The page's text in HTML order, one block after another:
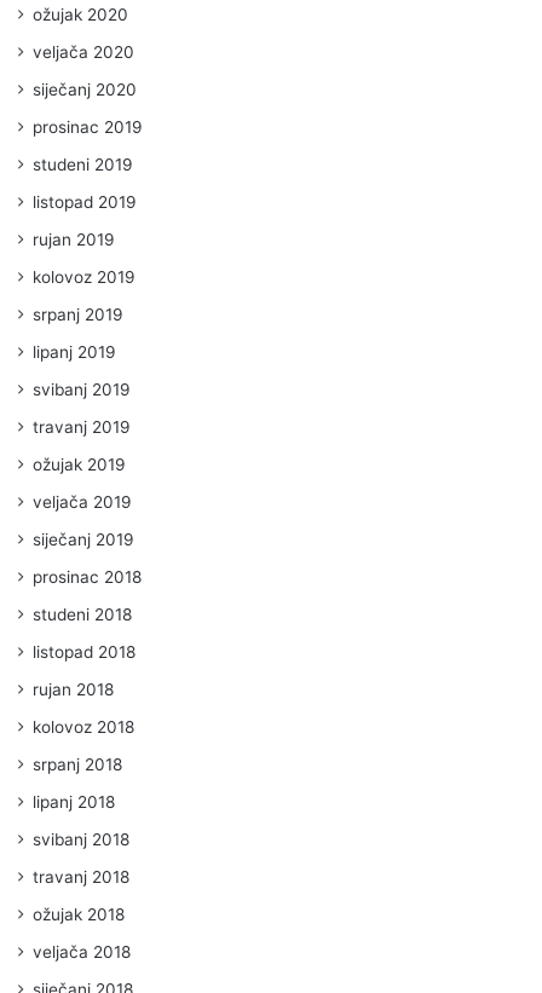
ožujak 2020
veljača 2020
siječanj 2020
prosinac 2019
studeni 2019
listopad 2019
rujan 2019
kolovoz 2019
srpanj 2019
lipanj 2019
svibanj 2019
travanj 2019
ožujak 2019
veljača 2019
siječanj 2019
prosinac 2018
studeni 2018
listopad 2018
rujan 2018
kolovoz 2018
srpanj 2018
lipanj 2018
svibanj 2018
travanj 2018
ožujak 2018
veljača 2018